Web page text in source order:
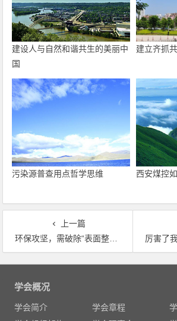
建设人与自然和谐共生的美丽中
国
建立齐抓
污染源普查用点哲学思维 西安煤控
上一篇
环保攻坚，需破除“表面整改”
厉害了我
文
学会概况
学会简介 学会章程